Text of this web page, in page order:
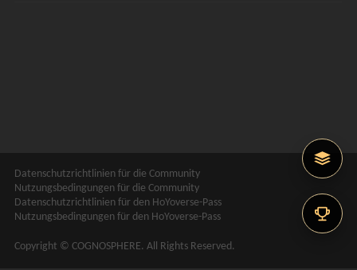
Datenschutzrichtlinien für die Community
Nutzungsbedingungen für die Community
Datenschutzrichtlinien für den HoYoverse-Pass
Nutzungsbedingungen für den HoYoverse-Pass
Copyright © COGNOSPHERE. All Rights Reserved.